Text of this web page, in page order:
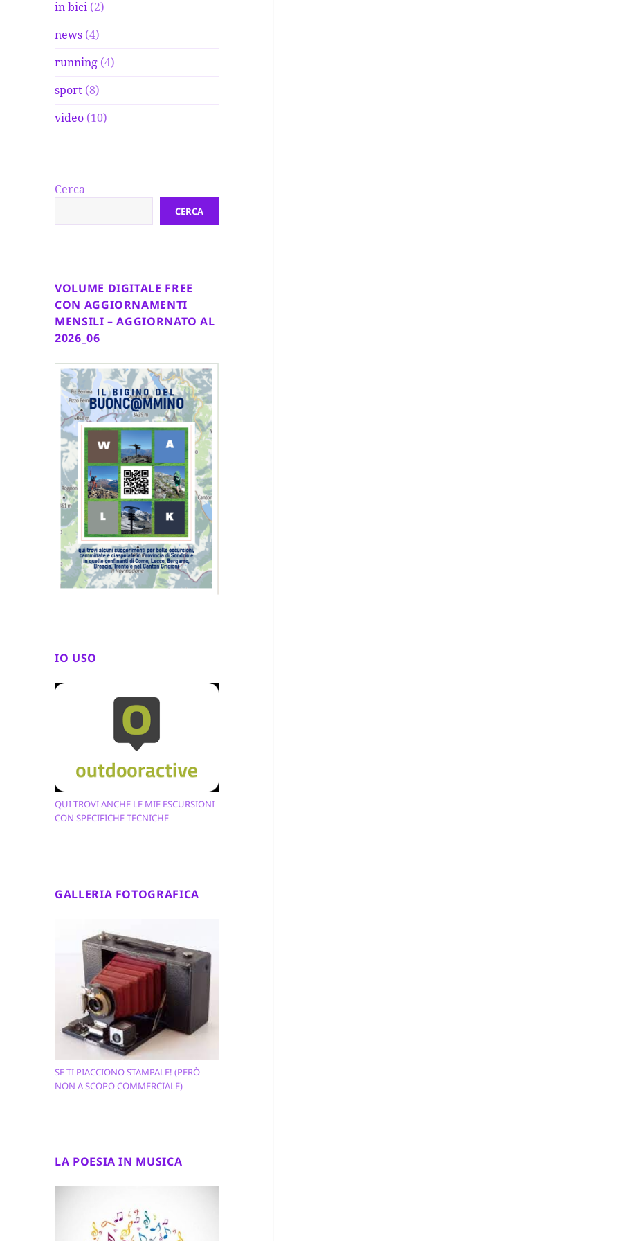
in bici (2)
news (4)
running (4)
sport (8)
video (10)
Cerca
CERCA
VOLUME DIGITALE FREE
CON AGGIORNAMENTI
MENSILI – AGGIORNATO AL
2026_06
IO USO
QUI TROVI ANCHE LE MIE ESCURSIONI
CON SPECIFICHE TECNICHE
GALLERIA FOTOGRAFICA
SE TI PIACCIONO STAMPALE! (PERÒ
NON A SCOPO COMMERCIALE)
LA POESIA IN MUSICA